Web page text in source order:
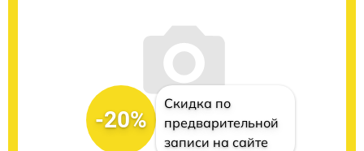
-20%
Скидка по
предварительной
записи на сайте